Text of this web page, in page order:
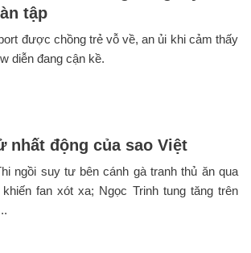
tập
được chồng trẻ vỗ về, an ủi khi cảm thấy
diễn đang cận kề.
nhất động của sao Việt
ngồi suy tư bên cánh gà tranh thủ ăn qua
fan xót xa; Ngọc Trinh tung tăng trên